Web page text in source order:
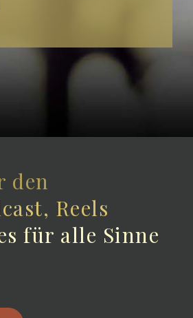
den
Reels
für alle Sinne